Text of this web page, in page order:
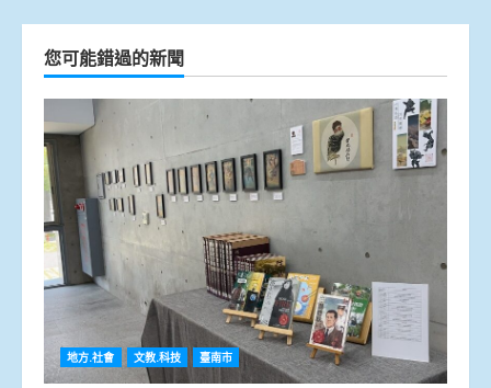
您可能錯過的新聞
地方.社會 文教.科技 臺南市